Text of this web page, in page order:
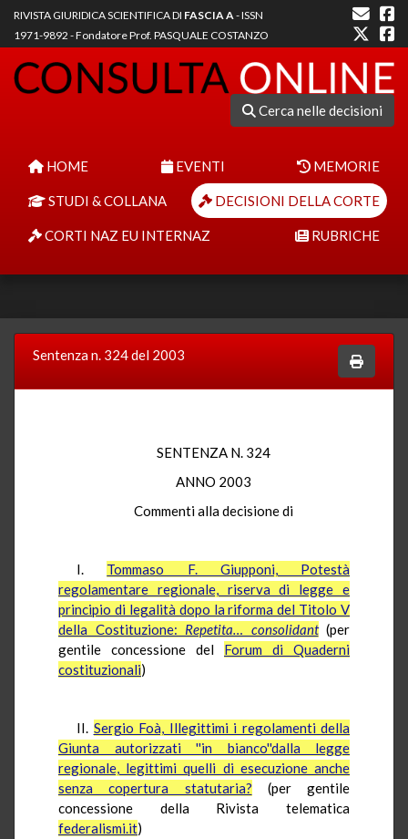
RIVISTA GIURIDICA SCIENTIFICA DI FASCIA A- ISSN
1971-9892 - Fondatore Prof. PASQUALE COSTANZO
Cerca nelle decisioni
HOME EVENTI MEMORIE
STUDI & COLLANA DECISIONI DELLA CORTE
CORTI NAZ EU INTERNAZ RUBRICHE
Sentenza n. 324 del 2003
SENTENZA N. 324
ANNO 2003
Commenti alla decisione di
I. Tommaso F. Giupponi, Potestà
regolamentare regionale, riserva di legge e
principio di legalità dopo la riforma del Titolo V
della Costituzione: Repetita… consolidant(per
gentile concessione del Forum di Quaderni
costituzionali)
II. Sergio Foà, Illegittimi i regolamenti della
Giunta autorizzati ''in bianco''dalla legge
regionale, legittimi quelli di esecuzione anche
senza copertura statutaria? (per gentile
concessione della Rivista telematica
federalismi.it)